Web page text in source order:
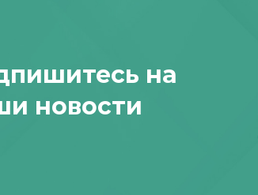
на
новости